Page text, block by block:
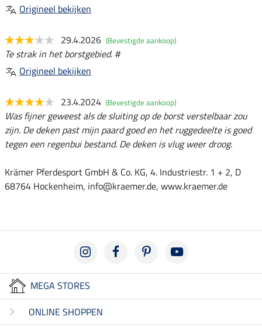
Origineel bekijken
29.4.2026 (Bevestigde aankoop)
Te strak in het borstgebied. #
Origineel bekijken
23.4.2024 (Bevestigde aankoop)
Was fijner geweest als de sluiting op de borst verstelbaar zou
zijn. De deken past mijn paard goed en het ruggedeelte is goed
tegen een regenbui bestand. De deken is vlug weer droog.
Krämer Pferdesport GmbH & Co. KG, 4. Industriestr. 1 + 2, D
68764 Hockenheim, info@kraemer.de, www.kraemer.de
MEGA STORES
ONLINE SHOPPEN